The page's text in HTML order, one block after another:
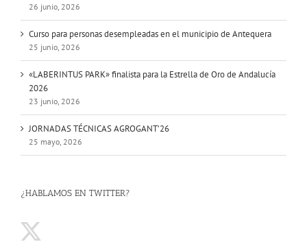
26 junio, 2026
Curso para personas desempleadas en el municipio de Antequera
25 junio, 2026
«LABERINTUS PARK» finalista para la Estrella de Oro de Andalucía
2026
23 junio, 2026
JORNADAS TÉCNICAS AGROGANT’26
25 mayo, 2026
¿HABLAMOS EN TWITTER?